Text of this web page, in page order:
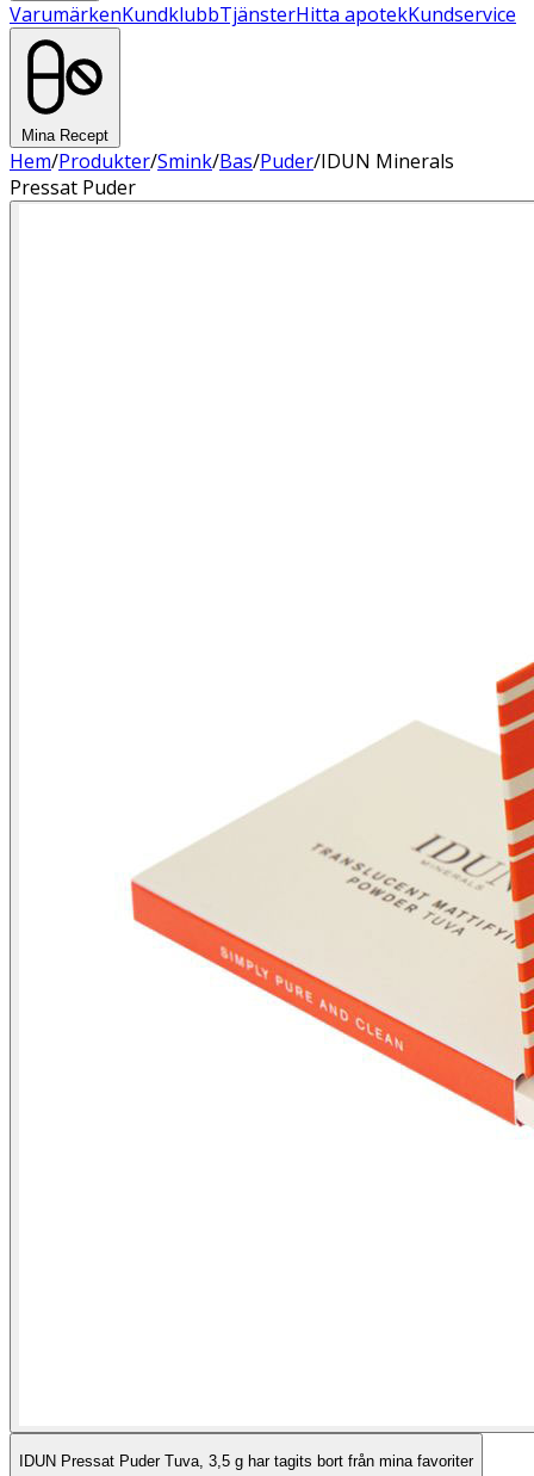
VarumärkenKundklubbTjänsterHitta apotekKundservice
Mina Recept
Hem/Produkter/Smink/Bas/Puder/IDUN Minerals
Pressat Puder
IDUN Pressat Puder Tuva, 3,5 g har tagits bort från mina favoriter